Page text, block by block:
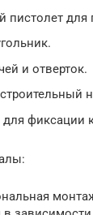
пистолет для
и отверток.
фиксации